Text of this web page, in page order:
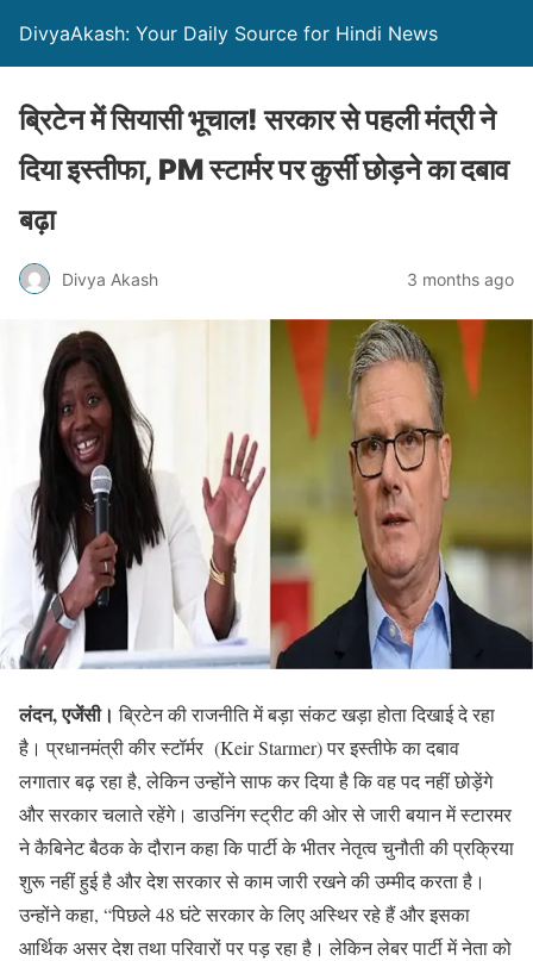
DivyaAkash: Your Daily Source for Hindi News
ब्रिटेन में सियासी भूचाल! सरकार से पहली मंत्री ने
दिया इस्तीफा, PM स्टार्मर पर कुर्सी छोड़ने का दबाव
बढ़ा
Divya Akash 3 months ago
लंदन, एजेंसी।ब्रिटेन की राजनीति में बड़ा संकट खड़ा होता दिखाई दे रहा
है। प्रधानमंत्री कीर स्टॉर्मर (Keir Starmer) पर इस्तीफे का दबाव
लगातार बढ़ रहा है, लेकिन उन्होंने साफ कर दिया है कि वह पद नहीं छोड़ेंगे
और सरकार चलाते रहेंगे। डाउनिंग स्ट्रीट की ओर से जारी बयान में स्टारमर
ने कैबिनेट बैठक के दौरान कहा कि पार्टी के भीतर नेतृत्व चुनौती की प्रक्रिया
शुरू नहीं हुई है और देश सरकार से काम जारी रखने की उम्मीद करता है।
उन्होंने कहा, “पिछले 48 घंटे सरकार के लिए अस्थिर रहे हैं और इसका
आर्थिक असर देश तथा परिवारों पर पड़ रहा है। लेकिन लेबर पार्टी में नेता को